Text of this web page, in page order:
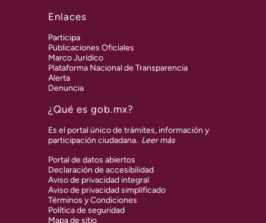
Enlaces
Participa
Publicaciones Oficiales
Marco Jurídico
Plataforma Nacional de Transparencia
Alerta
Denuncia
¿Qué es gob.mx?
Es el portal único de trámites, información y
participación ciudadana. Leer más
Portal de datos abiertos
Declaración de accesibilidad
Aviso de privacidad integral
Aviso de privacidad simplificado
Términos y Condiciones
Política de seguridad
Mapa de sitio